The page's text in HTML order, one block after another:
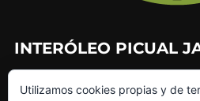
INTERÓLEO PICUAL
953 226 010
Utilizamos cookies propias y de